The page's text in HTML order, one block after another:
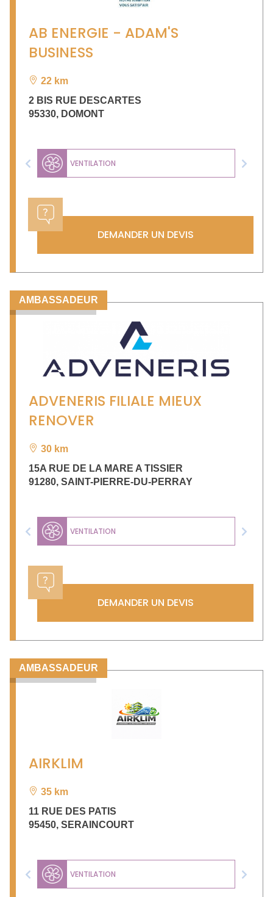
AB ENERGIE - ADAM'S
BUSINESS
22 km
2 BIS RUE DESCARTES
95330, DOMONT
VENTILATION
Previous Next
DEMANDER UN DEVIS
AMBASSADEUR
ADVENERIS FILIALE MIEUX
RENOVER
30 km
15A RUE DE LA MARE A TISSIER
91280, SAINT-PIERRE-DU-PERRAY
VENTILATION
Previous Next
DEMANDER UN DEVIS
AMBASSADEUR
AIRKLIM
35 km
11 RUE DES PATIS
95450, SERAINCOURT
VENTILATION
Previous Next